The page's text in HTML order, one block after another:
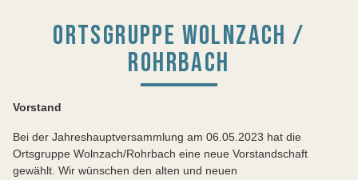
ORTSGRUPPE WOLNZACH /
ROHRBACH
Vorstand
Bei der Jahreshauptversammlung am 06.05.2023 hat die
Ortsgruppe Wolnzach/Rohrbach eine neue Vorstandschaft
gewählt. Wir wünschen den alten und neuen